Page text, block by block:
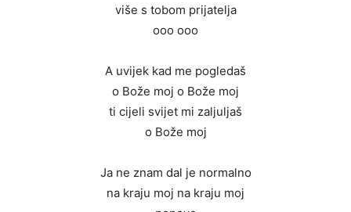
više s tobom prijatelja
ooo ooo
A uvijek kad me pogledaš
o Bože moj o Bože moj
ti cijeli svijet mi zaljuljaš
o Bože moj
Ja ne znam dal je normalno
na kraju moj na kraju moj